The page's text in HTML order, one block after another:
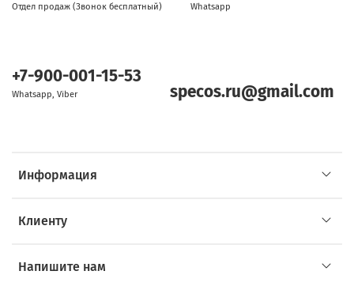
Информация
Клиенту
Напишите нам
Отдел продаж (Звонок бесплатный) Whatsapp
+7-900-001-15-53
Whatsapp, Viber specos.ru@gmail.com